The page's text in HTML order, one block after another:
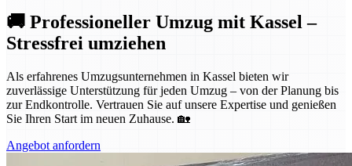
🚚 Professioneller Umzug mit Kassel –
Stressfrei umziehen
Als erfahrenes Umzugsunternehmen in Kassel bieten wir
zuverlässige Unterstützung für jeden Umzug – von der Planung bis
zur Endkontrolle. Vertrauen Sie auf unsere Expertise und genießen
Sie Ihren Start im neuen Zuhause. 🏡
Angebot anfordern